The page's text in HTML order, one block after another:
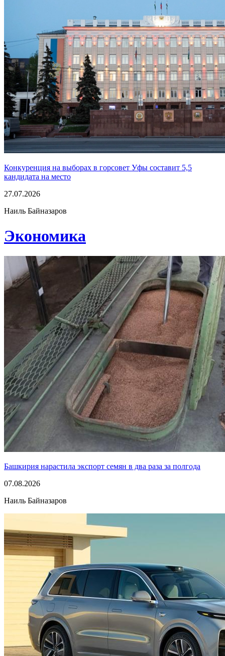
Конкуренция на выборах в горсовет Уфы составит 5,5
кандидата на место
27.07.2026
Наиль Байназаров
Экономика
Башкирия нарастила экспорт семян в два раза за полгода
07.08.2026
Наиль Байназаров